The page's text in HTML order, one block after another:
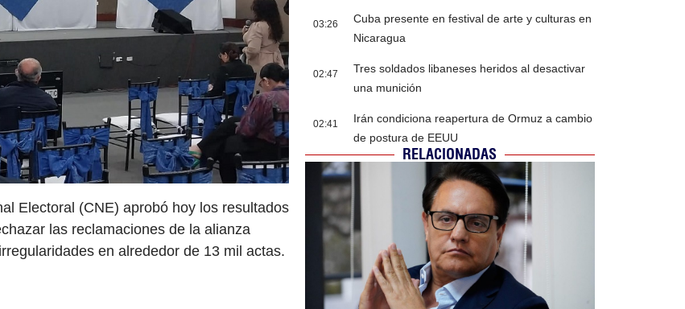
Electoral (CNE) aprobó hoy los resultados
las reclamaciones de la alianza
en alrededor de 13 mil actas.
03:26
Cuba presente en festival de arte y culturas en
Nicaragua
02:47
Tres soldados libaneses heridos al desactivar
una munición
02:41
Irán condiciona reapertura de Ormuz a cambio
de postura de EEUU
RELACIONADAS